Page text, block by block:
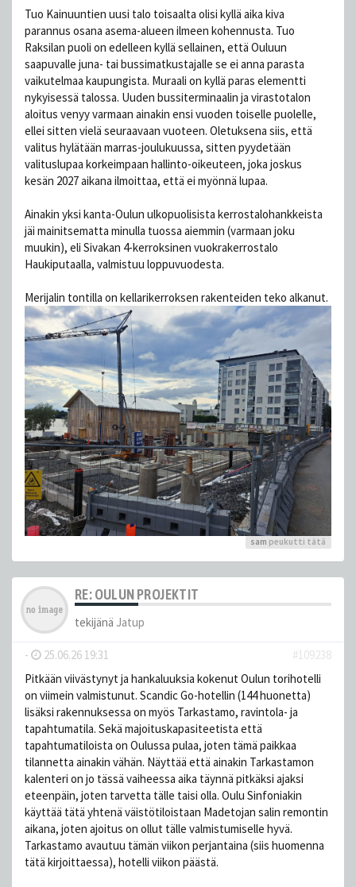
Tuo Kainuuntien uusi talo toisaalta olisi kyllä aika kiva
parannus osana asema-alueen ilmeen kohennusta. Tuo
Raksilan puoli on edelleen kyllä sellainen, että Ouluun
saapuvalle juna- tai bussimatkustajalle se ei anna parasta
vaikutelmaa kaupungista. Muraali on kyllä paras elementti
nykyisessä talossa. Uuden bussiterminaalin ja virastotalon
aloitus venyy varmaan ainakin ensi vuoden toiselle puolelle,
ellei sitten vielä seuraavaan vuoteen. Oletuksena siis, että
valitus hylätään marras-joulukuussa, sitten pyydetään
valituslupaa korkeimpaan hallinto-oikeuteen, joka joskus
kesän 2027 aikana ilmoittaa, että ei myönnä lupaa.
Ainakin yksi kanta-Oulun ulkopuolisista kerrostalohankkeista
jäi mainitsematta minulla tuossa aiemmin (varmaan joku
muukin), eli Sivakan 4-kerroksinen vuokrakerrostalo
Haukiputaalla, valmistuu loppuvuodesta.
Merijalin tontilla on kellarikerroksen rakenteiden teko alkanut.
sam peukutti tätä
RE: OULUN PROJEKTIT
tekijänä Jatup
- 25.06.26 19:31
#109238
Pitkään viivästynyt ja hankaluuksia kokenut Oulun torihotelli
on viimein valmistunut. Scandic Go-hotellin (144 huonetta)
lisäksi rakennuksessa on myös Tarkastamo, ravintola- ja
tapahtumatila. Sekä majoituskapasiteetista että
tapahtumatiloista on Oulussa pulaa, joten tämä paikkaa
tilannetta ainakin vähän. Näyttää että ainakin Tarkastamon
kalenteri on jo tässä vaiheessa aika täynnä pitkäksi ajaksi
eteenpäin, joten tarvetta tälle taisi olla. Oulu Sinfoniakin
käyttää tätä yhtenä väistötiloistaan Madetojan salin remontin
aikana, joten ajoitus on ollut tälle valmistumiselle hyvä.
Tarkastamo avautuu tämän viikon perjantaina (siis huomenna
tätä kirjoittaessa), hotelli viikon päästä.